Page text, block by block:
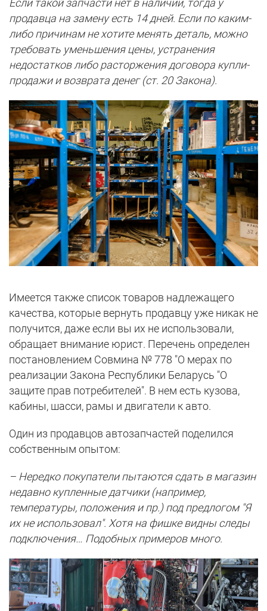
Если такой запчасти нет в наличии, тогда у
продавца на замену есть 14 дней. Если по каким-
либо причинам не хотите менять деталь, можно
требовать уменьшения цены, устранения
недостатков либо расторжения договора купли-
продажи и возврата денег (ст. 20 Закона).
Имеется также список товаров надлежащего
качества, которые вернуть продавцу уже никак не
получится, даже если вы их не использовали,
обращает внимание юрист. Перечень определен
постановлением Совмина № 778 "О мерах по
реализации Закона Республики Беларусь "О
защите прав потребителей". В нем есть кузова,
кабины, шасси, рамы и двигатели к авто.
Один из продавцов автозапчастей поделился
собственным опытом:
– Нередко покупатели пытаются сдать в магазин
недавно купленные датчики (например,
температуры, положения и пр.) под предлогом "Я
их не использовал". Хотя на фишке видны следы
подключения… Подобных примеров много.